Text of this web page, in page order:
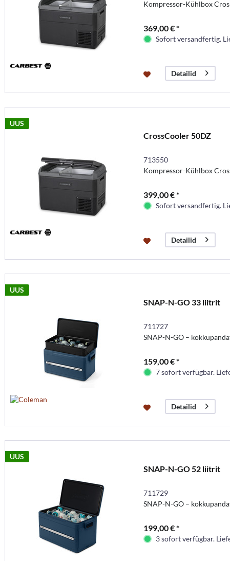
Kompressor-Kühlbox
369,00 € *
Sofort versandfertig.
Detailid
UUS
CrossCooler 50DZ
713550
Kompressor-Kühlbox
399,00 € *
Sofort versandfertig.
Detailid
UUS
SNAP-N-GO 33 liitrit
711727
SNAP-N-GO –
159,00 € *
7 sofort verfügbar.
Detailid
UUS
SNAP-N-GO 52 liitrit
711729
SNAP-N-GO –
199,00 € *
3 sofort verfügbar.